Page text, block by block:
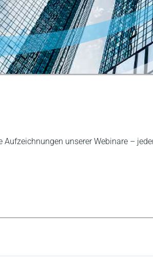
unserer Webinare –